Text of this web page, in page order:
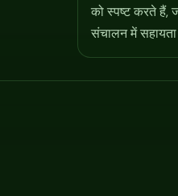
को स्पष्ट करते हैं,
संचालन में